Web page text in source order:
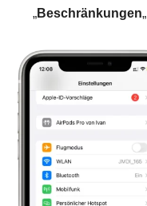
„Beschränkungen„